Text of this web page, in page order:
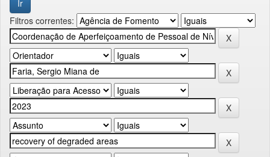
Filtros correntes: